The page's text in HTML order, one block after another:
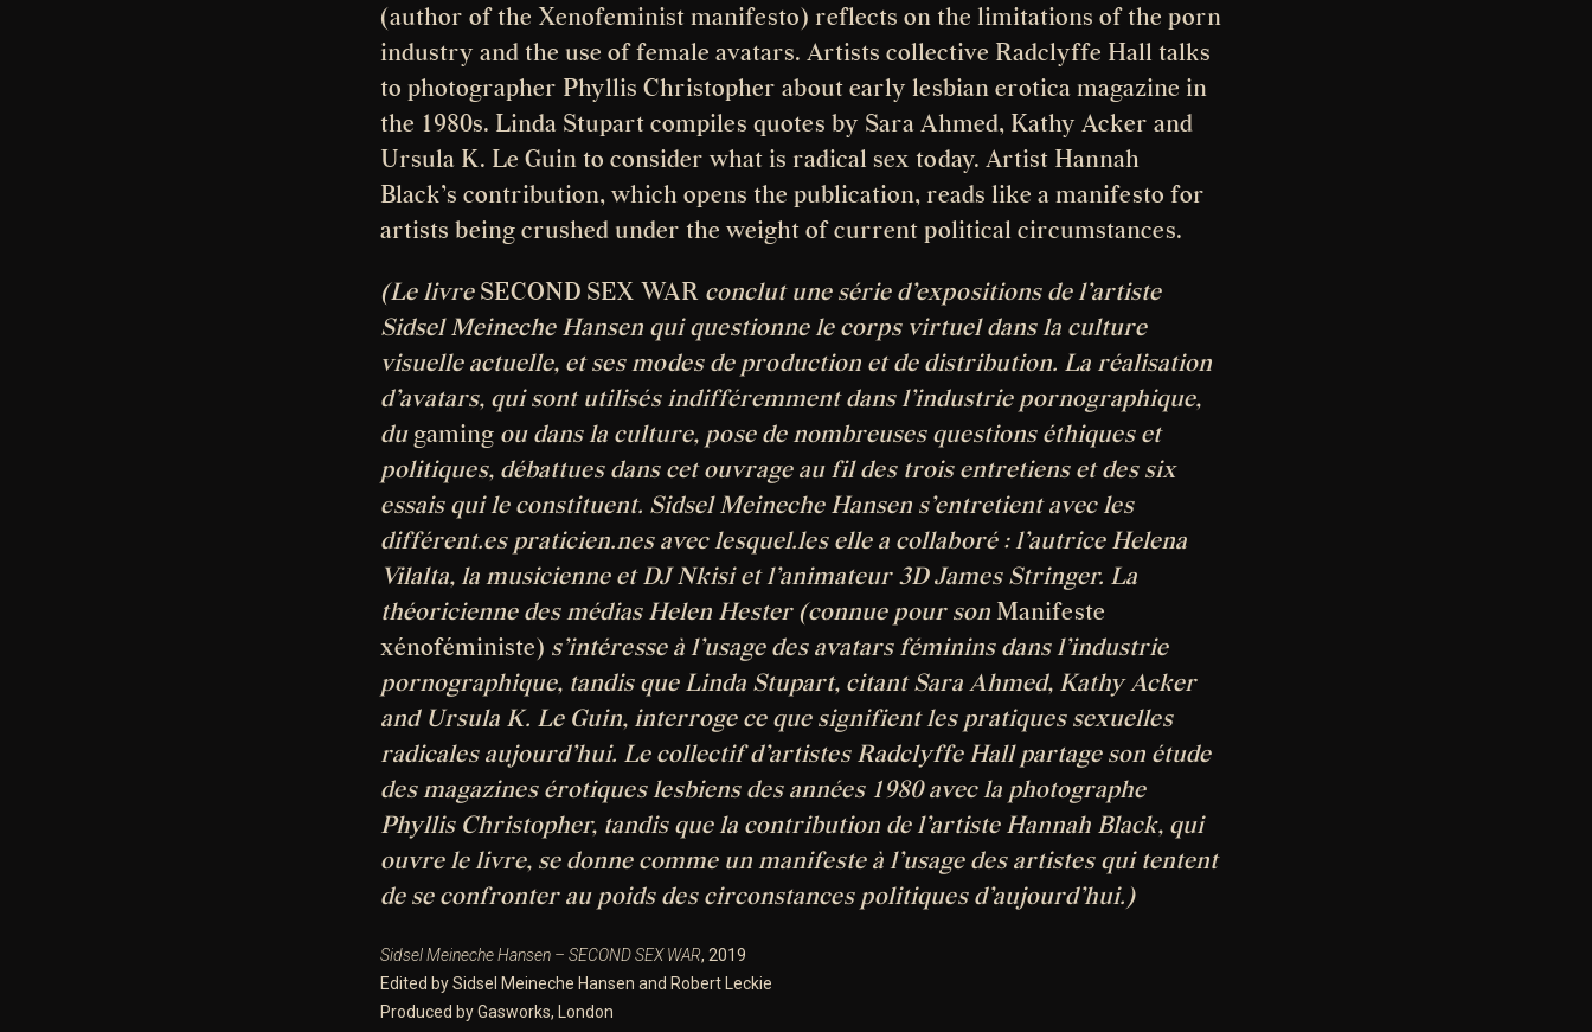
(author of the Xenofeminist manifesto) reflects on the limitations of the porn
industry and the use of female avatars. Artists collective Radclyffe Hall talks
to photographer Phyllis Christopher about early lesbian erotica magazine in
the 1980s. Linda Stupart compiles quotes by Sara Ahmed, Kathy Acker and
Ursula K. Le Guin to consider what is radical sex today. Artist Hannah
Black’s contribution, which opens the publication, reads like a manifesto for
artists being crushed under the weight of current political circumstances.
(Le livreSECOND SEX WAR conclut une série d’expositions de l’artiste
Sidsel Meineche Hansen qui questionne le corps virtuel dans la culture
visuelle actuelle, et ses modes de production et de distribution. La réalisation
d’avatars, qui sont utilisés indifféremment dans l’industrie pornographique,
dugaming ou dans la culture, pose de nombreuses questions éthiques et
politiques, débattues dans cet ouvrage au fil des trois entretiens et des six
essais qui le constituent. Sidsel Meineche Hansen s’entretient avec les
différent.es praticien.nes avec lesquel.les elle a collaboré : l’autrice Helena
Vilalta, la musicienne et DJ Nkisi et l’animateur 3D James Stringer. La
théoricienne des médias Helen Hester (connue pour son Manifeste
xénoféministe) s’intéresse à l’usage des avatars féminins dans l’industrie
pornographique, tandis que Linda Stupart, citant Sara Ahmed, Kathy Acker
and Ursula K. Le Guin, interroge ce que signifient les pratiques sexuelles
radicales aujourd’hui. Le collectif d’artistes Radclyffe Hall partage son étude
des magazines érotiques lesbiens des années 1980 avec la photographe
Phyllis Christopher, tandis que la contribution de l’artiste Hannah Black, qui
ouvre le livre, se donne comme un manifeste à l’usage des artistes qui tentent
de se confronter au poids des circonstances politiques d’aujourd’hui.)
Sidsel Meineche Hansen – SECOND SEX WAR, 2019
Edited by Sidsel Meineche Hansen and Robert Leckie
Produced by Gasworks, London